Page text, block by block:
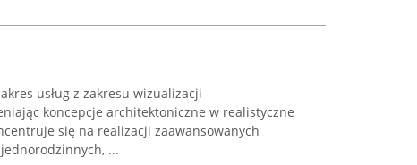
usług z zakresu wizualizacji
koncepcje architektoniczne w realistyczne
się na realizacji zaawansowanych
...